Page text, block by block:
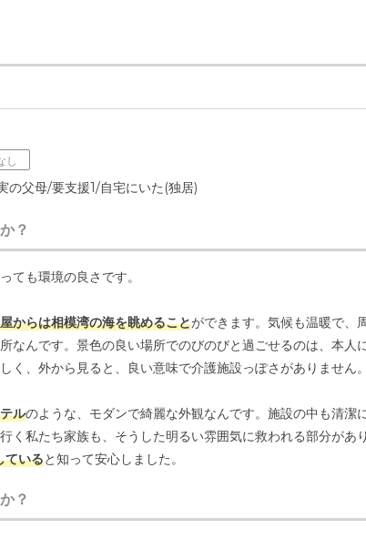
くれるため、信頼できる。本人のことを1番に考えている。
看護スタッフがいたので、そうした部分ではとてもよいと感じ
多少行きづらさがある。近所に同様の施設があるとなおよい。
配置が手厚い。そのため、料金は高い方と思われる。
し
父母/要支援1/自宅にいた(独居)
？
ても環境の良さです。
からは相模湾の海を眺めることができます。気候も温暖で、
なんです。景色の良い場所でのびのびと過ごせるのは、本人
く、外から見ると、良い意味で介護施設っぽさがありません。
ルのような、モダンで綺麗な外観なんです。施設の中も清潔
く私たち家族も、そうした明るい雰囲気に救われる部分があ
ていると知って安心しました。
複数の診療科の先生が往診に来てくださるんです。体調に変
？